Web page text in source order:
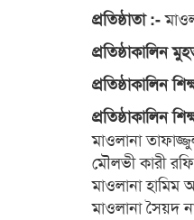
প্রতিষ্ঠাতা :-
প্রতিষ্ঠাকালিন
প্রতিষ্ঠাকালিন
প্রতিষ্ঠাকালিন
মাওলানা
মৌলভী কারী
মাওলানা হামিম
মাওলানা সৈয়দ